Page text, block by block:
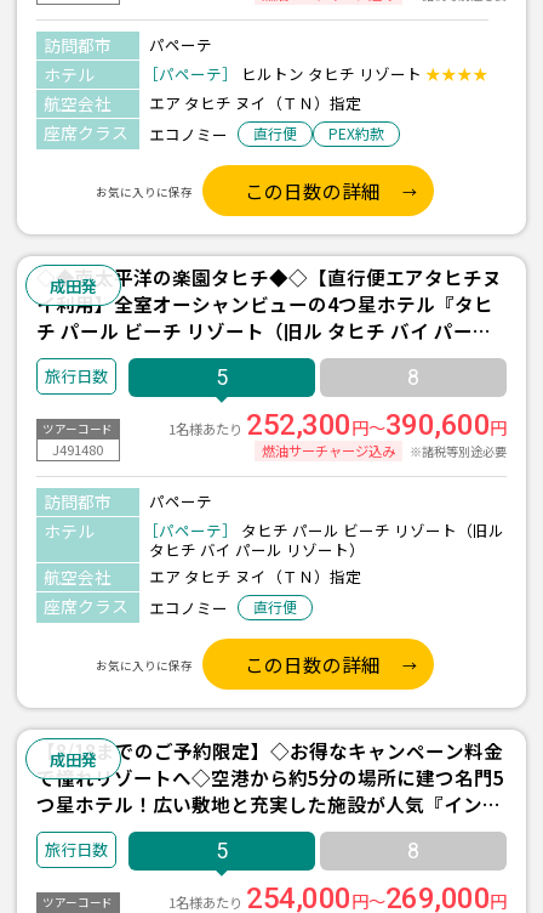
訪問都市 パペーテ
ホテル ［パペーテ］ ヒルトン タヒチ リゾート ★★★★
航空会社 エア タヒチ ヌイ（ＴＮ）指定
座席クラス エコノミー 直行便 PEX約款
お気に入りに保存 この日数の詳細
成田発
◇◆南太平洋の楽園タヒチ◆◇【直行便エアタヒチヌ
イ利用】全室オーシャンビューの4つ星ホテル『タヒ
チ パール ビーチ リゾート（旧ル タヒチ バイ パール
リゾート）』宿泊 5日間 ＜往復送迎付き＞
5 8
ツアーコード
J491480
1名様あたり 252,300円～390,600円
燃油サーチャージ込み ※諸税等別途必要
訪問都市 パペーテ
ホテル ［パペーテ］
タヒチ パール ビーチ リゾート（旧ル
タヒチ バイ パール リゾート）
航空会社 エア タヒチ ヌイ（ＴＮ）指定
座席クラス エコノミー 直行便
お気に入りに保存 この日数の詳細
成田発
【8/18までのご予約限定】◇お得なキャンペーン料金
で憧れリゾートへ◇空港から約5分の場所に建つ名門5
つ星ホテル！広い敷地と充実した施設が人気『インタ
ーコンチネンタル リゾート タヒチ』宿泊 5日間 ＜往
復送迎付き＞
5 8
ツアーコード 1名様あたり 254,000円～269,000円